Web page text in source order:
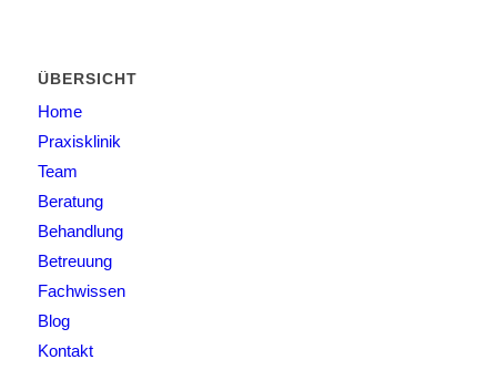
ÜBERSICHT
Home
Praxisklinik
Team
Beratung
Behandlung
Betreuung
Fachwissen
Blog
Kontakt